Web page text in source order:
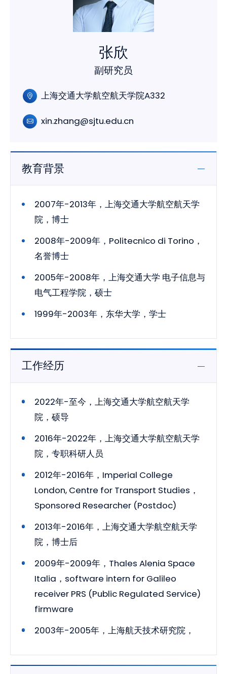
张欣
副研究员
上海交通大学航空航天学院A332
xin.zhang@sjtu.edu.cn
教育背景
2007年-2013年，上海交通大学航空航天学
院，博士
2008年-2009年，Politecnico di Torino，
名誉博士
2005年-2008年，上海交通大学 电子信息与
电气工程学院，硕士
1999年-2003年，东华大学，学士
工作经历
2022年-至今，上海交通大学航空航天学
院，硕导
2016年-2022年，上海交通大学航空航天学
院，专职科研人员
2012年-2016年，Imperial College
London, Centre for Transport Studies，
Sponsored Researcher (Postdoc)
2013年-2016年，上海交通大学航空航天学
院，博士后
2009年-2009年，Thales Alenia Space
Italia，software intern for Galileo
receiver PRS (Public Regulated Service)
firmware
2003年-2005年，上海航天技术研究院，